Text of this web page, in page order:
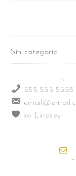
Sin categoría
555.555.5555
xo Lindsey